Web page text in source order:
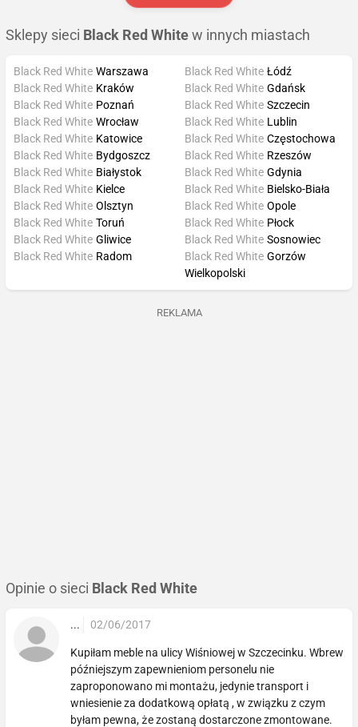
Sklepy sieci Black Red White w innych miastach
Black Red White Warszawa
Black Red White Kraków
Black Red White Poznań
Black Red White Wrocław
Black Red White Łódź
Black Red White Gdańsk
Black Red White Szczecin
Black Red White Lublin
Black Red White Katowice
Black Red White Bydgoszcz
Black Red White Białystok
Black Red White Kielce
Black Red White Częstochowa
Black Red White Rzeszów
Black Red White Gdynia
Black Red White Bielsko-Biała
Black Red White Olsztyn
Black Red White Toruń
Black Red White Gliwice
Black Red White Radom
Black Red White Opole
Black Red White Płock
Black Red White Sosnowiec
Black Red White Gorzów
Wielkopolski
REKLAMA
Opinie o sieci Black Red White
... 02/06/2017
Kupiłam meble na ulicy Wiśniowej w Szczecinku. Wbrew
późniejszym zapewnieniom personelu nie
zaproponowano mi montażu, jedynie transport i
wniesienie za dodatkową opłatą , w związku z czym
byłam pewna, że zostaną dostarczone zmontowane.